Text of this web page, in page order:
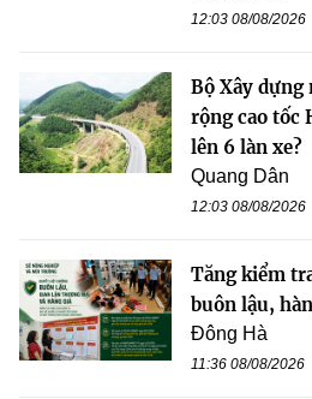
12:03 08/08/2026
Bộ Xây dựng
rộng cao tốc
lên 6 làn xe?
Quang Dân
12:03 08/08/2026
Tăng kiểm
buôn lậu,
Đông Hà
11:36 08/08/2026